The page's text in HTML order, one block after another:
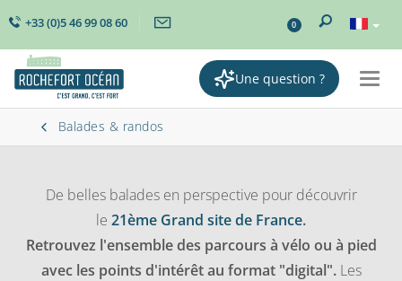
+33 (0)5 46 99 08 60 0
Une question ?
Balades & randos
De belles balades en perspective pour découvrir
le 21ème Grand site de France.
Retrouvez l'ensemble des parcours à vélo ou à pied
avec les points d'intérêt au format "digital". Les